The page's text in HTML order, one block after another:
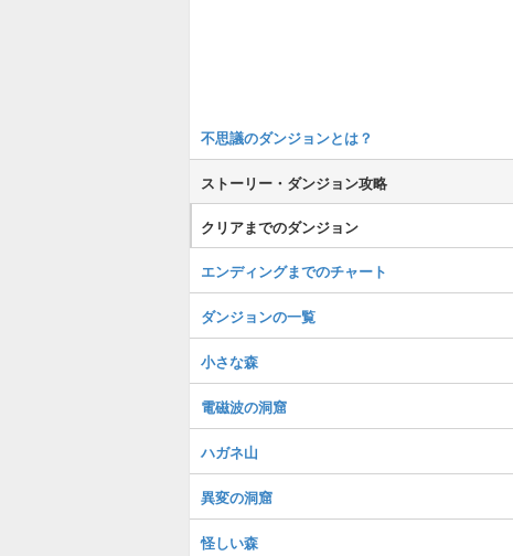
不思議のダンジョンとは？
ストーリー・ダンジョン攻略
クリアまでのダンジョン
エンディングまでのチャート
ダンジョンの一覧
小さな森
電磁波の洞窟
ハガネ山
異変の洞窟
怪しい森